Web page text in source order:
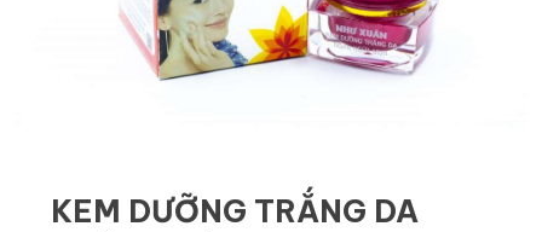
KEM DƯỠNG TRẮNG DA